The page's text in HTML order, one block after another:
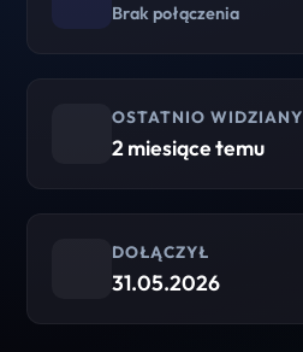
Brak połączenia
OSTATNIO WIDZIANY
2 miesiące temu
DOŁĄCZYŁ
31.05.2026